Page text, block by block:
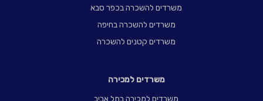
משרדים להשכרה בכפר סבא
משרדים להשכרה בחיפה
משרדים קטנים להשכרה
משרדים למכירה
משרדים למכירה בתל אביב